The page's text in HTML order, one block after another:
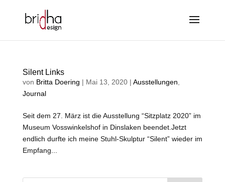
Silent Links
von Britta Doering | Mai 13, 2020| Ausstellungen
Journal
Seit dem 27. März ist die Ausstellung “Sitzplatz 2020” im
Museum Vosswinkelshof in Dinslaken beendet.Jetzt
endlich durfte ich meine Stuhl-Skulptur “Silent” wieder im
Empfang...